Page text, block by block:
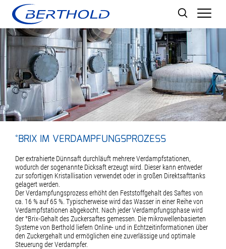
°BRIX IM VERDAMPFUNGSPROZESS
Der extrahierte Dünnsaft durchläuft mehrere Verdampfstationen,
wodurch der sogenannte Dicksaft erzeugt wird. Dieser kann entweder
zur sofortigen Kristallisation verwendet oder in großen Direktsafttanks
gelagert werden.
Der Verdampfungsprozess erhöht den Feststoffgehalt des Saftes von
ca. 16 % auf 65 %. Typischerweise wird das Wasser in einer Reihe von
Verdampfstationen abgekocht. Nach jeder Verdampfungsphase wird
der °Brix-Gehalt des Zuckersaftes gemessen. Die mikrowellenbasierten
Systeme von Berthold liefern Online- und in Echtzeitinformationen über
den Zuckergehalt und ermöglichen eine zuverlässige und optimale
Steuerung der Verdampfer.